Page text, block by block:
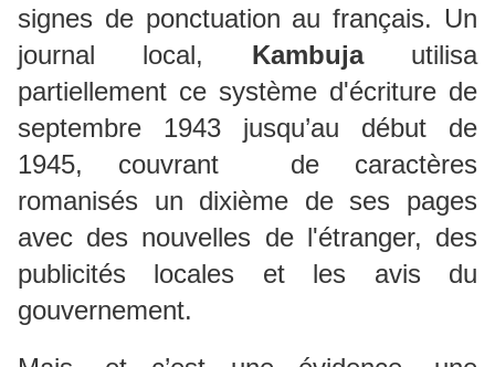
signes de ponctuation au français. Un
journal local, Kambujautilisa
partiellement ce système d'écriture de
septembre 1943 jusqu’au début de
1945, couvrant de caractères
romanisés un dixième de ses pages
avec des nouvelles de l'étranger, des
publicités locales et les avis du
gouvernement.